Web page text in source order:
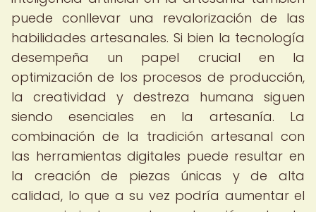
puede conllevar una revalorización de las
habilidades artesanales. Si bien la tecnología
desempeña un papel crucial en la
optimización de los procesos de producción,
la creatividad y destreza humana siguen
siendo esenciales en la artesanía. La
combinación de la tradición artesanal con
las herramientas digitales puede resultar en
la creación de piezas únicas y de alta
calidad, lo que a su vez podría aumentar el